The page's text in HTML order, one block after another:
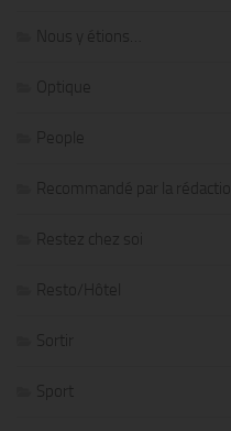
Nous y étions…
Optique
People
Recommandé par la rédaction
Restez chez soi
Resto/Hôtel
Sortir
Sport